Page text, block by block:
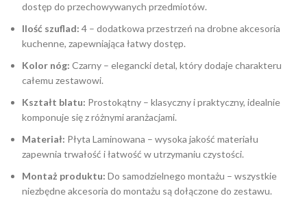
dostęp do przechowywanych przedmiotów.
Ilość szuflad: 4 – dodatkowa przestrzeń na drobne akcesoria
kuchenne, zapewniająca łatwy dostęp.
Kolor nóg: Czarny – elegancki detal, który dodaje charakteru
całemu zestawowi.
Kształt blatu: Prostokątny – klasyczny i praktyczny, idealnie
komponuje się z różnymi aranżacjami.
Materiał: Płyta Laminowana – wysoka jakość materiału
zapewnia trwałość i łatwość w utrzymaniu czystości.
Montaż produktu: Do samodzielnego montażu – wszystkie
niezbędne akcesoria do montażu są dołączone do zestawu.